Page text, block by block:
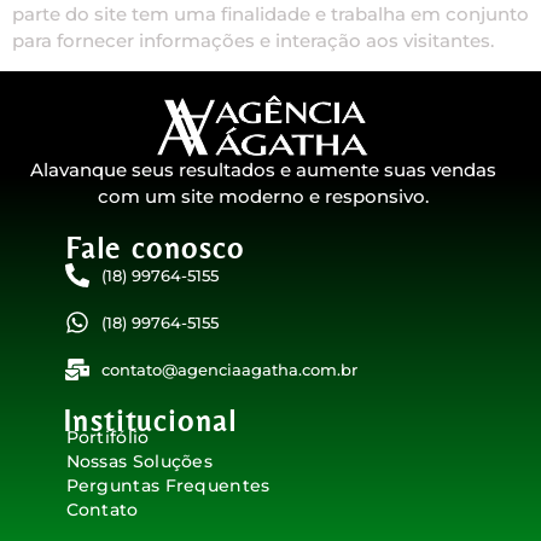
parte do site tem uma finalidade e trabalha em conjunto
para fornecer informações e interação aos visitantes.
Alavanque seus resultados e aumente suas vendas
com um site moderno e responsivo.
Fale conosco​
(18) 99764-5155
(18) 99764-5155
contato@agenciaagatha.com.br
Institucional
Portifólio
Nossas Soluções
Perguntas Frequentes
Contato